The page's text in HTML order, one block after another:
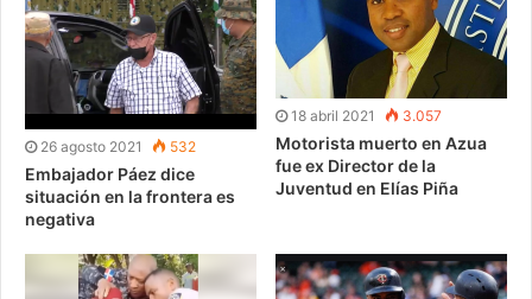
26 agosto 2021 532
Embajador Páez dice
situación en la frontera es
negativa
18 abril 2021 3.057
Motorista muerto en Azua
fue ex Director de la
Juventud en Elías Piña